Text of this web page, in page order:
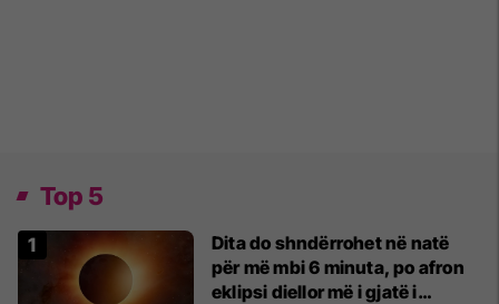
Top 5
Dita do shndërrohet në natë
për më mbi 6 minuta, po afron
eklipsi diellor më i gjatë i